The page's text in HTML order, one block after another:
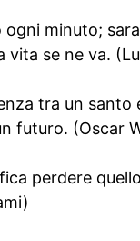
minuto;
vita se ne va.
tra un
futuro. (Oscar
perdere